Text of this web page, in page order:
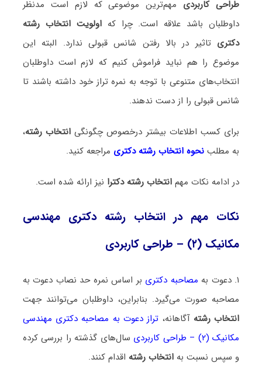
طراحی کاربردی مهم‌ترین موضوعی که لازم است مدنظر
داوطلبان باشد علاقه است. چرا کهاولویت انتخاب رشته
دکتری تاثیر در بالا رفتن شانس قبولی ندارد. البته این
موضوع را هم نباید فراموش کنیم که لازم است داوطلبان
انتخاب‌های متنوعی با توجه به نمره تراز خود داشته باشند تا
شانس قبولی را از دست ندهند.
برای کسب اطلاعات بیشتر درخصوص چگونگی انتخاب رشته،
به مطلب نحوه انتخاب رشته دکتری مراجعه کنید.
در ادامه نکات مهم انتخاب رشته دکترا نیز ارائه شده است.
نکات مهم در انتخاب رشته دکتری مهندسی
مکانیک (۲) – طراحی کاربردی
۱. دعوت به مصاحبه دکتری بر اساس نمره حد نصاب دعوت به
مصاحبه صورت می‌گیرد. بنابراین، داوطلبان می‌توانند جهت
انتخاب رشته آگاهانه، تراز دعوت به مصاحبه دکتری مهندسی
مکانیک (۲) – طراحی کاربردی
سال‌های گذشته را بررسی کرده
و سپس نسبت به انتخاب رشته اقدام کنند.